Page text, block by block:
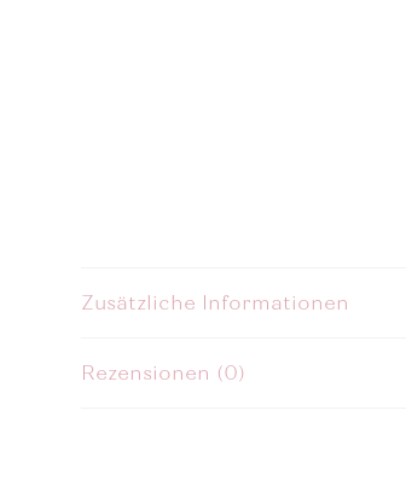
Zusätzliche Informationen
Rezensionen (0)